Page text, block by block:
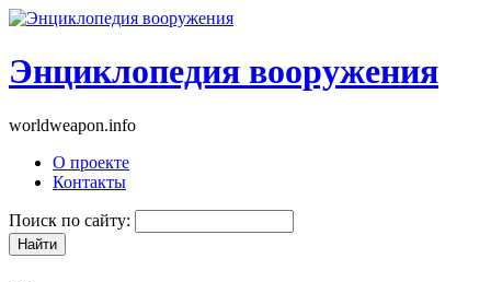
Энциклопедия вооружения
worldweapon.info
О проекте
Контакты
Поиск по сайту: